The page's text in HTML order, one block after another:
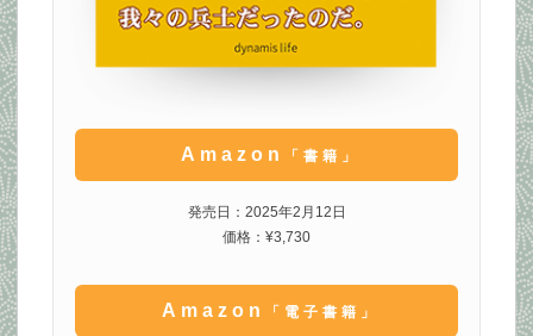
Amazon 「書籍」
発売日：2025年2月12日
価格：¥3,730
Amazon 「電子書籍」